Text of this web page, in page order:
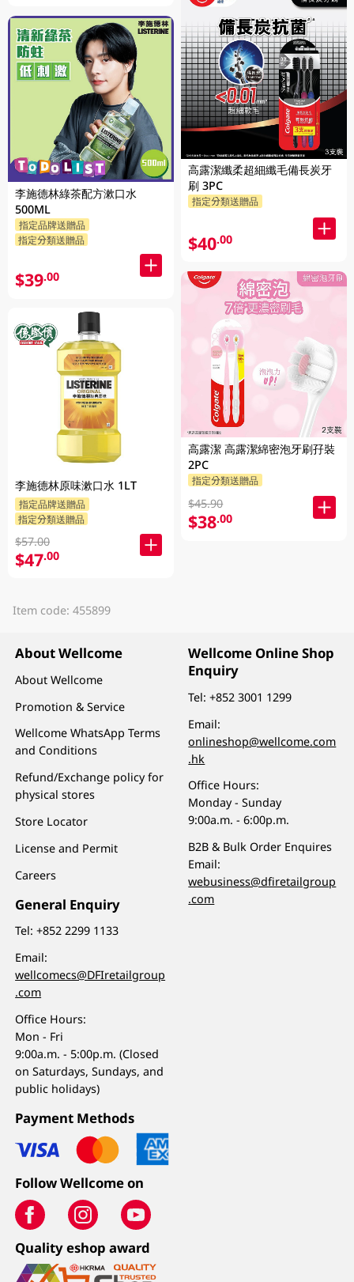
李施德林綠茶配方漱口水
500ML
指定品牌送贈品
指定分類送贈品
$39.00
李施德林原味漱口水 1LT
指定品牌送贈品
指定分類送贈品
$57.00
$47.00
高露潔纖柔超細纖毛備長炭牙
刷 3PC
指定分類送贈品
$40.00
高露潔 高露潔綿密泡牙刷孖裝
2PC
指定分類送贈品
$45.90
$38.00
Item code: 455899
About Wellcome
About Wellcome
Promotion & Service
Wellcome WhatsApp Terms
and Conditions
Refund/Exchange policy for
physical stores
Store Locator
License and Permit
Careers
General Enquiry
Tel:+852 2299 1133
Email:
wellcomecs@DFIretailgroup
.com
Office Hours:
Mon - Fri
9:00a.m. - 5:00p.m. (Closed
on Saturdays, Sundays, and
public holidays)
Wellcome Online Shop
Enquiry
Tel:+852 3001 1299
Email:
onlineshop@wellcome.com
.hk
Office Hours:
Monday - Sunday
9:00a.m. - 6:00p.m.
B2B & Bulk Order Enquires
Email:
webusiness@dfiretailgroup
.com
Payment Methods
Follow Wellcome on
Quality eshop award